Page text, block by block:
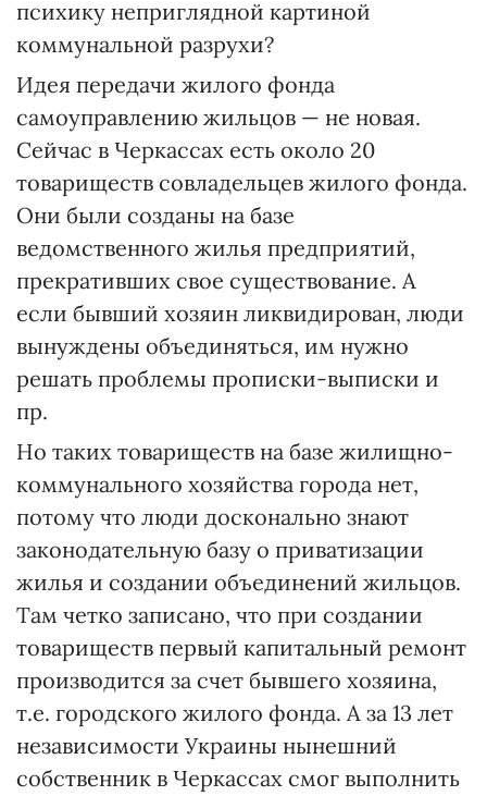
психику неприглядной картиной
коммунальной разрухи?
Идея передачи жилого фонда
самоуправлению жильцов — не новая.
Сейчас в Черкассах есть около 20
товариществ совладельцев жилого фонда.
Они были созданы на базе
ведомственного жилья предприятий,
прекративших свое существование. А
если бывший хозяин ликвидирован, люди
вынуждены объединяться, им нужно
решать проблемы прописки-выписки и
пр.
Но таких товариществ на базе жилищно-
коммунального хозяйства города нет,
потому что люди досконально знают
законодательную базу о приватизации
жилья и создании объединений жильцов.
Там четко записано, что при создании
товариществ первый капитальный ремонт
производится за счет бывшего хозяина,
т.е. городского жилого фонда. А за 13 лет
независимости Украины нынешний
собственник в Черкассах смог выполнить